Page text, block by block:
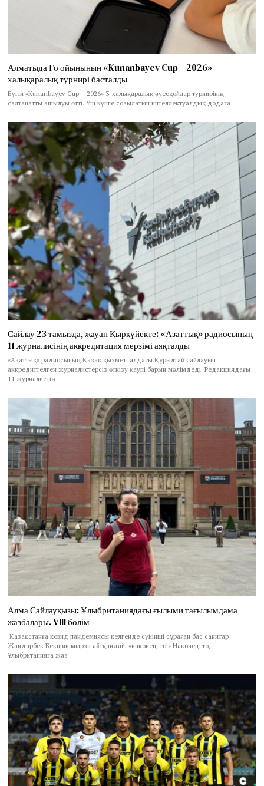
Алматыда Го ойынының «Kunanbayev Cup – 2026»
халықаралық турнирі басталды
Бүгін «Kunanbayev Cup – 2026» 3-халықаралық әуесқойлар турнирінің
салтанатты ашылуы өтті. Үш күнге созылатын интеллектуалдық додаға
Сайлау 23 тамызда, жауап Қыркүйекте: «Азаттық» радиосының
11 журналисінің аккредитация мерзімі аяқталды
«Азаттық» радиосының Қазақ қызметі алдағы Құрылтай сайлауын
аккредиттелген журналистерсіз өткізу қаупі барын мәлімдеді. Редакциядағы
11 журналистің
Алма Сайлауқызы: Ұлыбританиядағы ғылыми тағылымдама
жазбалары. VIII бөлім
Қазақстанға ковид пандемиясы келгенде сүйінші сұраған бас санитар
Жандарбек Бекшин мырза айтқандай, «наконец-то!» Наконец-то,
Ұлыбританияға жаз